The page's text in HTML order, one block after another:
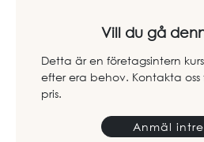
Vill du gå
Detta är en företagsintern
efter era behov. Kontakta
pris.
Anmäl